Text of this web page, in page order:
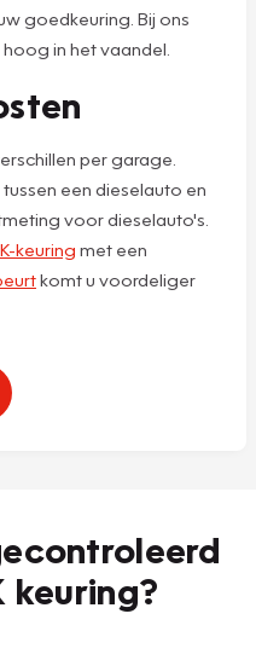
goedkeuring. Bij ons
in het vaandel.
per garage.
een dieselauto en
voor dieselauto's.
keuring met een
komt u voordeliger
keuring?